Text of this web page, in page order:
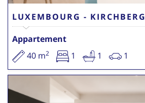
LUXEMBOURG - KIRCHBERG
Appartement
40 m2 1 1 1